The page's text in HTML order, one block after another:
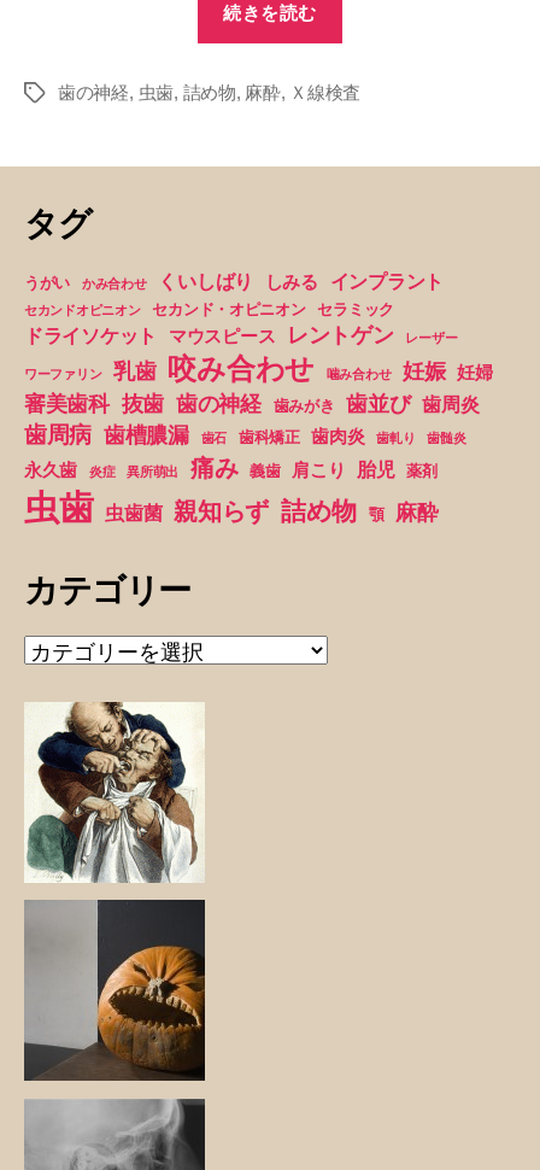
続きを読む
け
し
た”
タ
歯の神経, 虫歯, 詰め物, 麻酔, Ｘ線検査
タグ
うがい かみ合わせ くいしばり しみる インプラント
セカンドオピニオン セカンド・オピニオン セラミック
ドライソケット マウスピース レントゲン レーザー
ワーファリン 乳歯 咬み合わせ 噛み合わせ 妊娠 妊婦
審美歯科 抜歯 歯の神経 歯みがき 歯並び 歯周炎
歯周病 歯槽膿漏 歯石 歯科矯正 歯肉炎 歯軋り 歯髄炎
永久歯 炎症 異所萌出 痛み 義歯 肩こり 胎児 薬剤
虫歯 虫歯菌 親知らず 詰め物 顎 麻酔
カテゴリー
カ
テ
ー